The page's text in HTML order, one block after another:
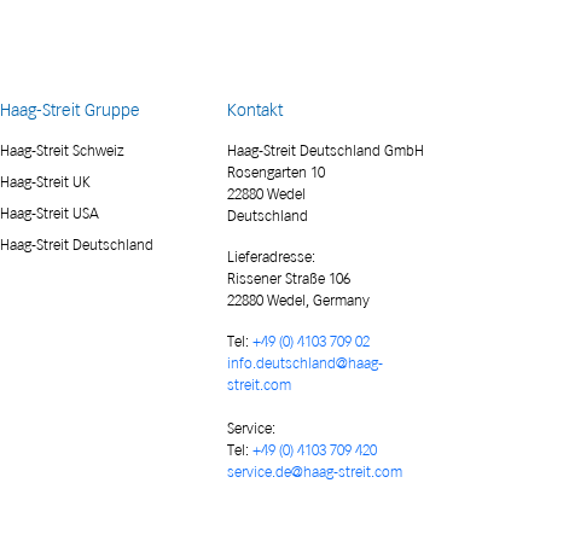
Haag-Streit Gruppe
Haag-Streit Schweiz
Haag-Streit UK
Haag-Streit USA
Haag-Streit Deutschland
Kontakt
Haag-Streit Deutschland GmbH
Rosengarten 10
22880 Wedel
Deutschland
Lieferadresse:
Rissener Straße 106
22880 Wedel, Germany
Tel:+49 (0) 4103 709 02
info.deutschland@haag-
streit.com
Service:
Tel:+49 (0) 4103 709 420
service.de@haag-streit.com